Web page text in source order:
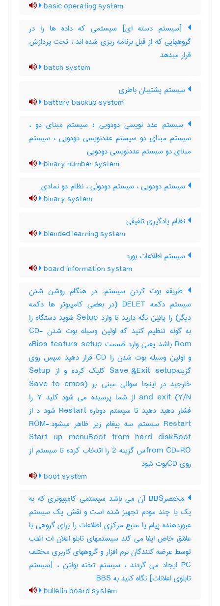
basic operating system
[سیستم دسته ای] سیستمی که داده ها را در
گروههایی که از قبل برنامه ریزی شده اند ، تحت پردازش
قرار میدهد
batch system
سیستم پشتیبان باطری
battery backup system
سیستم عدد نویسی دودویی ؛ سیستم مبنای دو ،
سیستم مبنای دو سیستم عددنویسی دودویی ، سیستم
مبنای دو سیستم عددنویسی دودویی
binary number system
سیستم دودویی ، سیستم دودوئی ، نظام دو نمادی
binary system
نظام یادگیری تلفیقی
blended learning system
سیستم اطلاعات بورد
board information system
طریقه بوت کردن سیستم: در هنگام روشن شدن
سیستم دکمه DELET (در بعضی کامپیوتر ها دکمه
دیگر) را پائین نگه دارید تا وارد Setup شوید دستگاه را
به گونه تنظیم کنید که اولین وسیله بوت شدن CD-
Rom باشد یعنی وارد قسمت Bios featurs setupه
و اولین وسیله بوت شدن را CD قرار دهید سپس روی
گزینهSave &Exit setup کلیک کرده و از Setup
خارجید در اینجا سوالی مبنی بر (Save to cmos
and exit (Y/N از شما پرسیده می شود کلید Y را
فشار دهید دهید تا سیستم دوباره Restart شود د از
Restart سیستم سه پیغام زیر ظاهر میشود:-ROM
Start up menuBoot from hard diskBoot
from CD-ROس گزینه 2 را اتنخاب کرده تا سیستم از
روی CDبوت شود
boot system
مختصرBBS آن می باشد سیستمی کامپیوتری که به
یک یا چند مودم تجهیز شده است و نقش یک سیستم
عبوردهنده پیام یا منبع مرکزی اطلاعات را برای گروهی با
علائق خاص ایفا می کند سیستمهای تابلو اعلان ات اغلب
توسط عرضه کنندگان نرم افزار و گروههای کاربری مختلف
PC ایجاد می گردند ، سیستم تخته بولتن ، [سیستم
تابلوی اعلانات] نگاه کنید به ‎ BBS
bulletin board system